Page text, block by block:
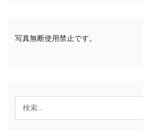
写真無断使用禁止です。